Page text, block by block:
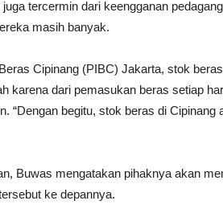
tercermin dari keengganan
masih banyak.
Cipinang (PIBC) Jakarta, stok
karena dari pemasukan beras setiap
“Dengan begitu, stok beras di Cipinang
Buwas mengatakan pihaknya akan
ke depannya.